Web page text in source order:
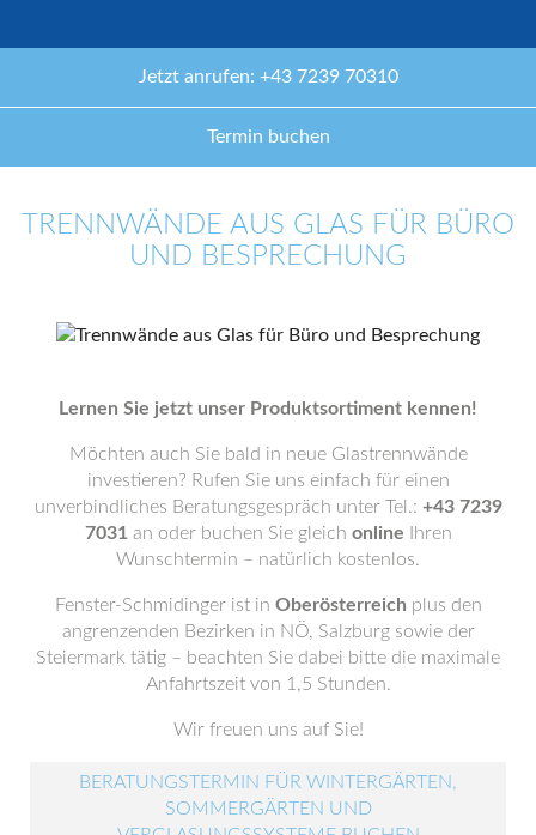
Jetzt anrufen: +43 7239 70310
Termin buchen
TRENNWÄNDE AUS GLAS FÜR BÜRO
UND BESPRECHUNG
Lernen Sie jetzt unser Produktsortiment kennen!
Möchten auch Sie bald in neue Glastrennwände
investieren? Rufen Sie uns einfach für einen
unverbindliches Beratungsgespräch unter Tel.: +43 7239
7031 an oder buchen Sie gleich online Ihren
Wunschtermin – natürlich kostenlos.
Fenster-Schmidinger ist in Oberösterreich plus den
angrenzenden Bezirken in NÖ, Salzburg sowie der
Steiermark tätig – beachten Sie dabei bitte die maximale
Anfahrtszeit von 1,5 Stunden.
Wir freuen uns auf Sie!
BERATUNGSTERMIN FÜR WINTERGÄRTEN,
SOMMERGÄRTEN UND